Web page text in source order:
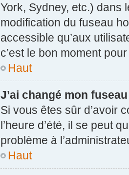
York, Sydney, etc.) dans
modification du fuseau
accessible qu’aux
c’est le bon moment
Haut
J’ai changé mon
Si vous êtes sûr d’avoir
l’heure d’été, il se peut
problème à
Haut